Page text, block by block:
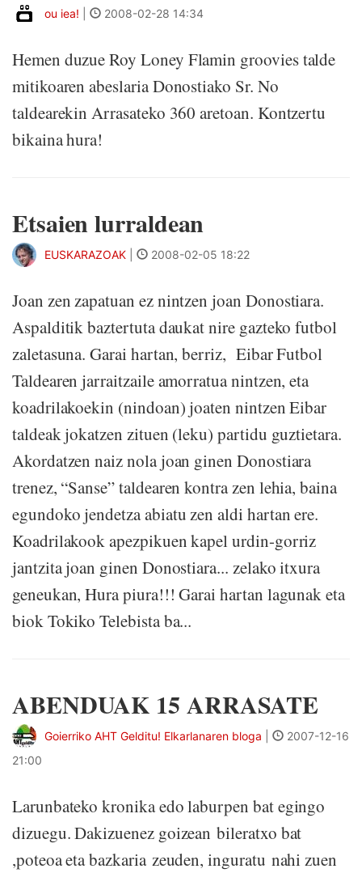
ou iea! 2008-02-28 14:34
Hemen duzue Roy Loney Flamin groovies talde
mitikoaren abeslaria Donostiako Sr. No
taldearekin Arrasateko 360 aretoan. Kontzertu
bikaina hura!
Etsaien lurraldean
EUSKARAZOAK 2008-02-05 18:22
Joan zen zapatuan ez nintzen joan Donostiara.
Aspalditik baztertuta daukat nire gazteko futbol
zaletasuna. Garai hartan, berriz, Eibar Futbol
Taldearen jarraitzaile amorratua nintzen, eta
koadrilakoekin (nindoan) joaten nintzen Eibar
taldeak jokatzen zituen (leku) partidu guztietara.
Akordatzen naiz nola joan ginen Donostiara
trenez, “Sanse” taldearen kontra zen lehia, baina
egundoko jendetza abiatu zen aldi hartan ere.
Koadrilakook apezpikuen kapel urdin-gorriz
jantzita joan ginen Donostiara... zelako itxura
geneukan, Hura piura!!! Garai hartan lagunak eta
biok Tokiko Telebista ba...
ABENDUAK 15 ARRASATE
Goierriko AHT Gelditu! Elkarlanaren bloga
2007-12-16
21:00
Larunbateko kronika edo laburpen bat egingo
dizuegu. Dakizuenez goizean bileratxo bat
,poteoa eta bazkaria zeuden, inguratu nahi zuen